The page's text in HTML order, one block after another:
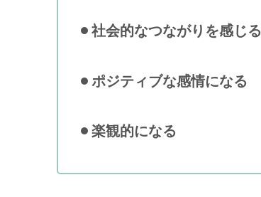
社会的なつながりを感じる
ポジティブな感情になる
楽観的になる